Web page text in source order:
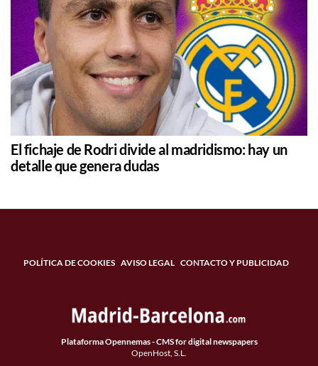
El fichaje de Rodri divide al madridismo: hay un
detalle que genera dudas
POLÍTICA DE COOKIES AVISO LEGAL CONTACTO Y PUBLICIDAD
Plataforma Opennemas - CMS for digital newspapers
OpenHost, S.L.